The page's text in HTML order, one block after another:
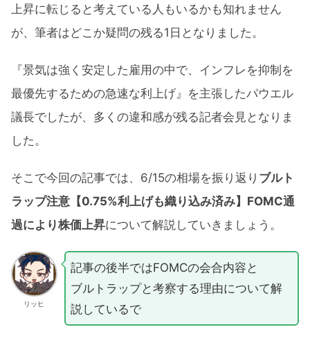
上昇に転じると考えている人もいるかも知れません
が、筆者はどこか疑問の残る1日となりました。
『景気は強く安定した雇用の中で、インフレを抑制を
最優先するための急速な利上げ』を主張したパウエル
議長でしたが、多くの違和感が残る記者会見となりま
した。
そこで今回の記事では、6/15の相場を振り返り ブルト
ラップ注意【0.75%利上げも織り込み済み】FOMC通
過により株価上昇について解説していきましょう。
リッヒ
記事の後半ではFOMCの会合内容と
ブルトラップと考察する理由について解
説しているで